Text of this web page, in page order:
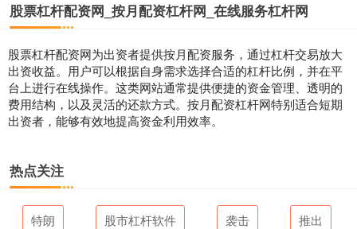
股票杠杆配资网_按月配资杠杆网_在线服务杠杆网
股票杠杆配资网为出资者提供按月配资服务，通过杠杆交易放大
出资收益。用户可以根据自身需求选择合适的杠杆比例，并在平
台上进行在线操作。这类网站通常提供便捷的资金管理、透明的
费用结构，以及灵活的还款方式。按月配资杠杆网特别适合短期
出资者，能够有效地提高资金利用效率。
热点关注
特朗 股市杠杆软件 袭击 推出